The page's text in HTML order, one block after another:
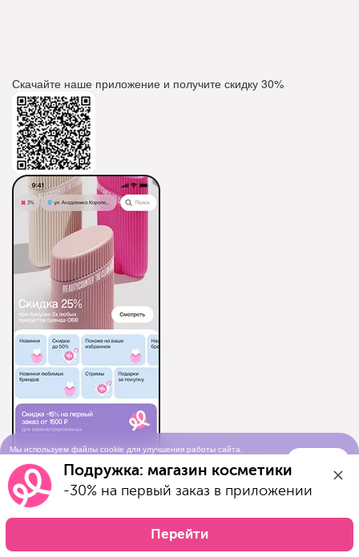
Скачайте наше приложение и получите скидку 30%
AppStore
Google Play
AppGallery
Мы используем файлы cookie для улучшения работы сайта.
использования cookie-файловПодружка: магазин косметики
-30% на первый заказ в приложении
Перейти